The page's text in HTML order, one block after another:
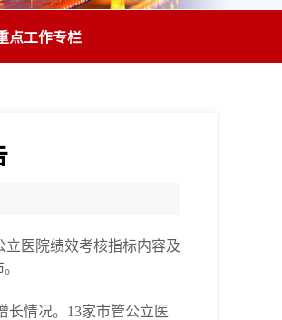
点工作专栏
立医院绩效考核指标内容及
长情况。13家市管公立医